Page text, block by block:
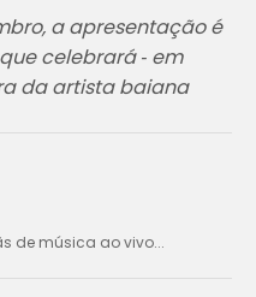
a apresentação é
celebrará ‐ em
da artista baiana
de música ao vivo...